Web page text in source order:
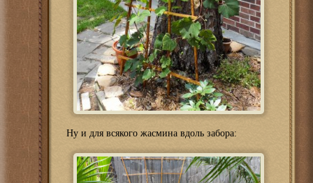
Ну и для всякого жасмина вдоль забора: